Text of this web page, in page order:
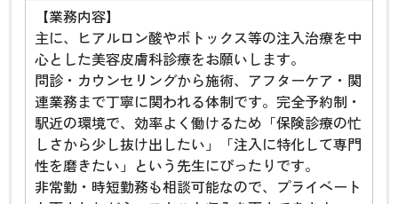
【業務内容】
主に、ヒアルロン酸やボトックス等の注入治療を中
心とした美容皮膚科診療をお願いします。
問診・カウンセリングから施術、アフターケア・関
連業務まで丁寧に関われる体制です。完全予約制・
駅近の環境で、効率よく働けるため「保険診療の忙
しさから少し抜け出したい」「注入に特化して専門
性を磨きたい」という先生にぴったりです。
非常勤・時短勤務も相談可能なので、プライベート